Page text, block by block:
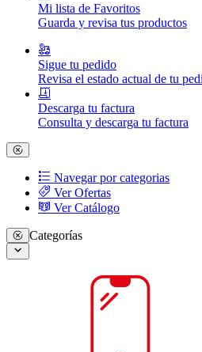
Mi lista de Favoritos
Guarda y revisa tus productos
Sigue tu pedido
Revisa el estado actual de tu
Descarga tu factura
Consulta y descarga tu factura
Navegar por categorias
Ver Ofertas
Ver Catálogo
Categorías